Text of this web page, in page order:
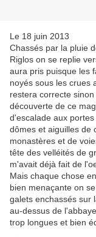
Le 18 juin 2013
Chassés par la pluie
Riglos on se replie
aura pris puisque les
noyés sous les crues
restera correcte
découverte de ce
d'escalade aux
dômes et aiguilles de
monastères et de
tête des velléités de
m'avait déjà fait de
Mais chaque chose
bien menaçante on
galets enchassés sur
au-dessus de
trop longues et bien